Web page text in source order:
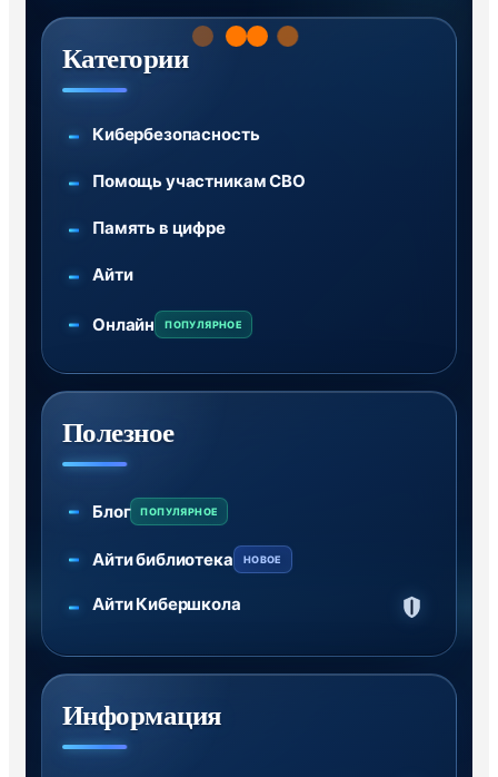
Категории
Кибербезопасность
Помощь участникам СВО
Память в цифре
Айти
Онлайн ПОПУЛЯРНОЕ
Полезное
Блог ПОПУЛЯРНОЕ
Айти библиотека НОВОЕ
Айти Кибершкола
Информация